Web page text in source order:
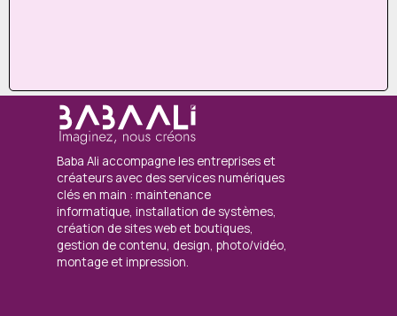
Baba Ali accompagne les entreprises et
créateurs avec des services numériques
clés en main : maintenance
informatique, installation de systèmes,
création de sites web et boutiques,
gestion de contenu, design, photo/vidéo,
montage et impression.